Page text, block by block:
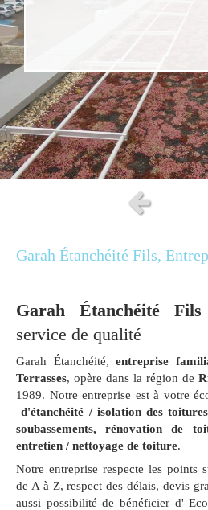
Slide
Garah Étanchéité Fils,
Garah Étanchéité Fils
service de qualité
Garah Étanchéité,entreprise
Terrasses, opère dans la région de
1989. Notre entreprise est à votre
d'étanchéité / isolation des
soubassements, rénovation de
entretien / nettoyage de toiture.
Notre entreprise respecte les points
de A à Z, respect des délais, devis
aussi possibilité de bénéficier d'